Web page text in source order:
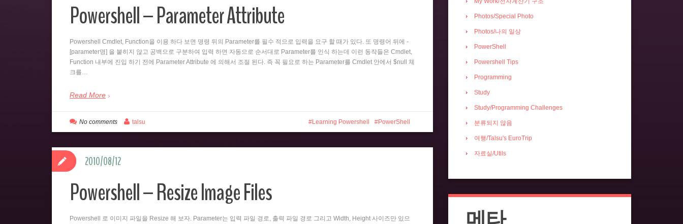
Powershell – Parameter Attribute
Powershell Cmdlet, Function을 이용 하다 보면 명령 뒤의 Parameter를 필수 적으로 입력을 요구 할 때가 있다. 또 명령어 뒤에 -
[parameter명] 을 붙히지 않고 공백으로 구분하여 입력 하면 자동으로 순서대로 Parameter를 인식 하는데 이런 동작들은 Cmdlet,
Function 내부에 진입 하기 전에 Parameter Attribute 에 의해서 조절 된다. 즉 꼭 필요로 하는 Parameter를 Cmdlet 안에서 $null 체
크를…
Read More
Learning Powershell PowerShell
No comments talsu
Powershell – Resize Image Files
Powershell 로 이미지 파일을 Resize 해 보자. Parameter는 입력 파일 경로, 출력 파일 경로 그리고 Width, Height 사이즈만 있으
2010/08/12
Photos/Special Photo
Photos/나의 일상
PowerShell
Powershell Tips
Programming
Study
Study/Programming Challenges
분류되지 않음
여행/Talsu's EuroTrip
자료실/Utils